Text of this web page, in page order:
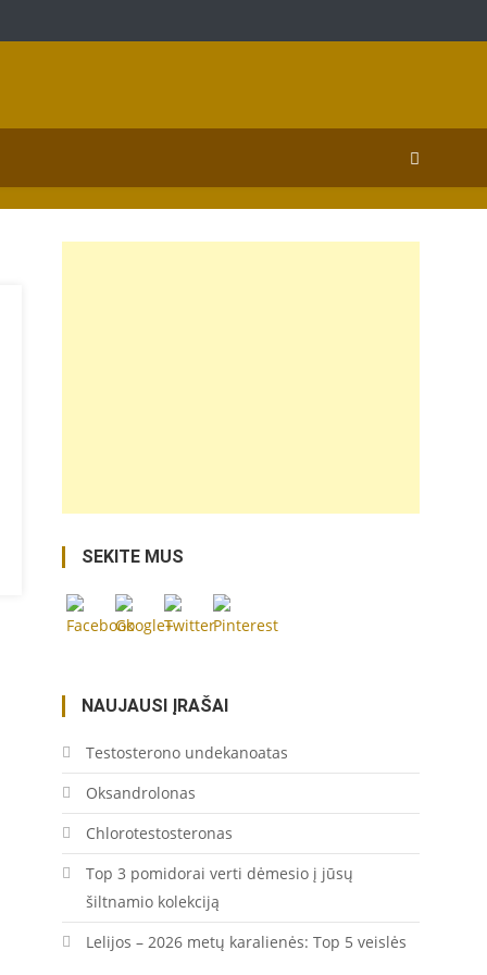
SEKITE MUS
https://coupon.lt/tag/tinkuotu-
paruosimas/">
NAUJAUSI ĮRAŠAI
Testosterono undekanoatas
Oksandrolonas
Chlorotestosteronas
Top 3 pomidorai verti dėmesio į jūsų
šiltnamio kolekciją
Lelijos – 2026 metų karalienės: Top 5 veislės